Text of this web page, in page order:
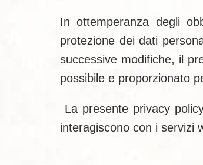
In ottemperanza degli
protezione dei dati
successive modifiche, il
possibile e proporzionato
La presente privacy
interagiscono con i servizi